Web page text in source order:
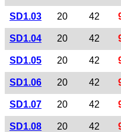
SD1.03 20 42
SD1.04 20 42
SD1.05 20 42
SD1.06 20 42
SD1.07 20 42
SD1.08 20 42